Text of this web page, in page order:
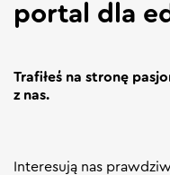
portal dla
Trafiłeś na stronę
z nas.
Interesują nas